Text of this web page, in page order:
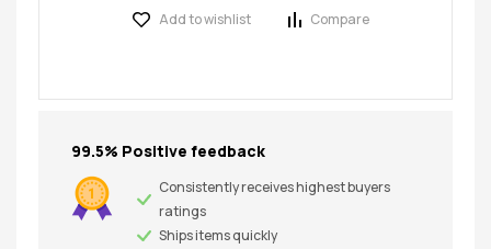
Add to wishlist Compare
99.5% Positive feedback
Consistently receives highest buyers
ratings
Ships items quickly